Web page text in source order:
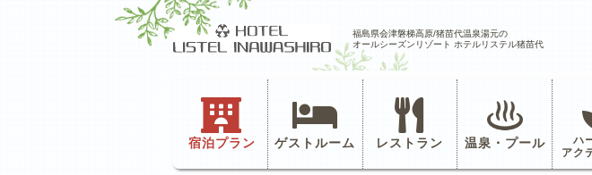
福島県会津磐梯高原/猪苗代温泉湯元の
オールシーズンリゾート ホテルリステル猪苗代
宿泊プラン ゲストルーム レストラン 温泉・プール ハ
アク